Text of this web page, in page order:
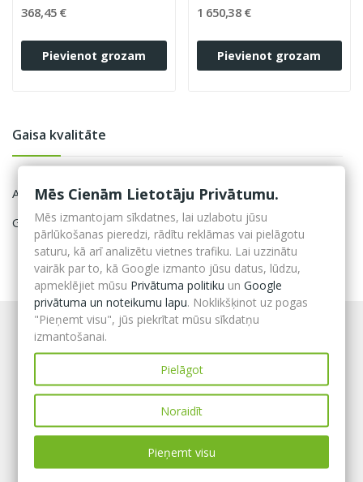
Gaisa kvalitāte
Attīrīšanas iekārtas
Gaisa kvalitātes sensori
368,45 €
Pievienot grozam
1 650,38 €
Pievienot grozam
Mēs Cienām Lietotāju Privātumu.
Mēs izmantojam sīkdatnes, lai uzlabotu jūsu
pārlūkošanas pieredzi, rādītu reklāmas vai pielāgotu
saturu, kā arī analizētu vietnes trafiku. Lai uzzinātu
vairāk par to, kā Google izmanto jūsu datus, lūdzu,
apmeklējiet mūsu Privātuma politiku unGoogle
privātuma un noteikumu lapu. Noklikšķinot uz pogas
"Pieņemt visu", jūs piekrītat mūsu sīkdatņu
izmantošanai.
Pielāgot
Noraidīt
Pieņemt visu